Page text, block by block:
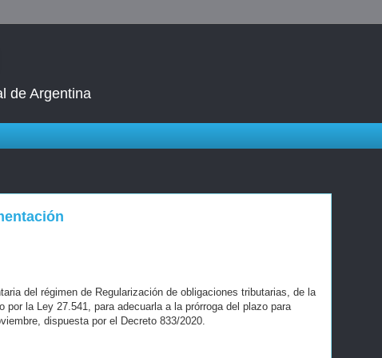
de Argentina
del régimen de Regularización de obligaciones tributarias, de la
la Ley 27.541, para adecuarla a la prórroga del plazo para
dispuesta por el Decreto 833/2020.